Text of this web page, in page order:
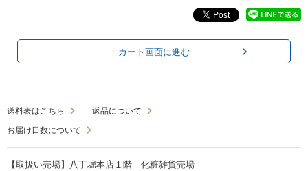
カート画面に進む
送料表はこちら
返品について
お届け日数について
【取扱い売場】八丁堀本店１階 化粧雑貨売場